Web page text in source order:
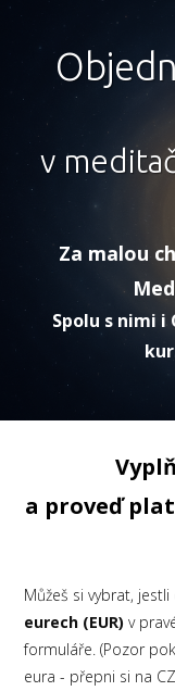
v
Za malou
Spolu s nimi
a proveď
Můžeš si vybrat, jestli
eurech (EUR) v
formuláře. (Pozor
eura - přepni si na